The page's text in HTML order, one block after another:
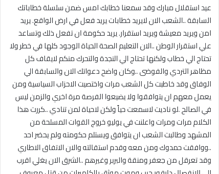
عيد استقلال مبارك وقد سمعنا خطابك امس ضمن سلسلة خطاباتك
السابقة ..الشعب الان لايريد خطابات يريد فعل في ارض الواقع. يريد
امن ويريد معيشة ويريد استقرار. يريد حكومة ان تفعل ذلك وتساعد
علي استقرار الوطن ..الان التعليم الصحة الحياة الوجود كلها في خطر ولا
تحتاج الي خطاب ولكنها تحتاج الي النجدة والتحرك منكم لايقاف كل
مظاهر التردي والفوضى ..وكان واضح دعواتك الان والسابقة الي
الوفاق وقد خاطبت كل الشعب مرات واختصيت الاحزاب السياسية ومن
يعمل معهم ان يتوافقوا ولا يضيعوا الفرصة مرة اخري والزمن ليس
في الصالح .لو ناديت لاسمعت حياً ولكن لاحياة لمن تنادي ..كررت هذا
الكلام مرات ومرات واعلنت في يوليو خروج القوات المسلحة من
المشهد وطالبت الشعب ان يتوافق ويستلم حكومته ولم يحضر احد
..ووافقت حمدوك ومن معه وقدم استقالته والان الاتفاق الاطاري
وقد تعرقل من جعفر ومنقة والبربر وغيرهم ..الشرق الان يغلي اقرب